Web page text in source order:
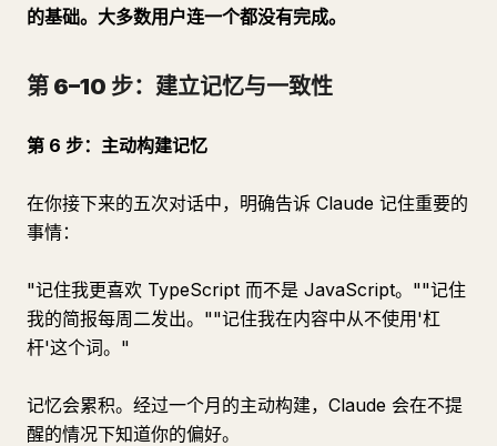
的基础。大多数用户连一个都没有完成。
第 6–10 步：建立记忆与一致性
第 6 步：主动构建记忆
在你接下来的五次对话中，明确告诉 Claude 记住重要的
事情：
"记住我更喜欢 TypeScript 而不是 JavaScript。""记住
我的简报每周二发出。""记住我在内容中从不使用'杠
杆'这个词。"
记忆会累积。经过一个月的主动构建，Claude 会在不提
醒的情况下知道你的偏好。